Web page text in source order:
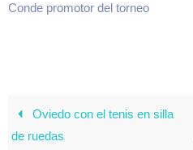
Conde promotor del torneo
Oviedo con el tenis en silla
de ruedas